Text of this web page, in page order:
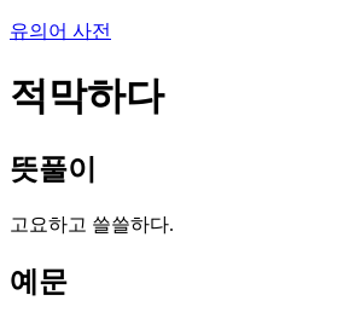
유의어 사전
적막하다
뜻풀이
고요하고 쓸쓸하다.
예문